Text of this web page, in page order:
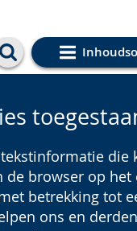
Cookie-
die
de browser op
betrekking tot
ons en